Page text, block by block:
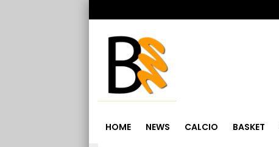
HOME NEWS CALCIO BASKET